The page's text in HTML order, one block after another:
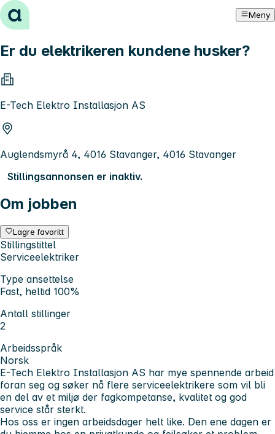
Hopp til innhold Meny
Er du elektrikeren kundene husker?
E-Tech Elektro Installasjon AS
Auglendsmyrå 4, 4016 Stavanger, 4016 Stavanger
Stillingsannonsen er inaktiv.
Om jobben
Lagre favoritt
Stillingstittel
Serviceelektriker
Type ansettelse
Fast, heltid 100%
Antall stillinger
2
Arbeidsspråk
Norsk
E-Tech Elektro Installasjon AS har mye spennende arbeid
foran seg og søker nå flere serviceelektrikere som vil bli
en del av et miljø der fagkompetanse, kvalitet og god
service står sterkt.
Hos oss er ingen arbeidsdager helt like. Den ene dagen er